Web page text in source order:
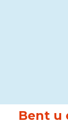
Bent u